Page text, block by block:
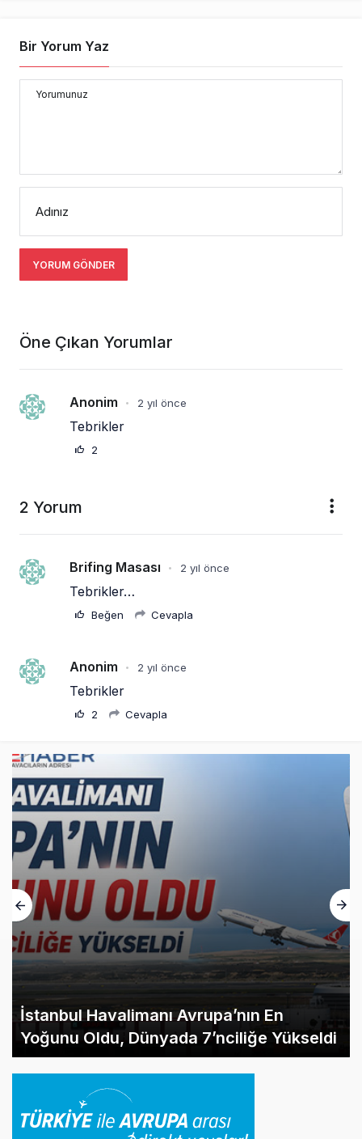
Bir Yorum Yaz
Yorumunuz
Adınız
YORUM GÖNDER
Öne Çıkan Yorumlar
Anonim • 2 yıl önce
Tebrikler
2
2 Yorum
Brifing Masası • 2 yıl önce
Tebrikler…
Beğen Cevapla
Anonim • 2 yıl önce
Tebrikler
2 Cevapla
İstanbul Havalimanı Avrupa’nın En
Yoğunu Oldu, Dünyada 7’nciliğe Yükseldi